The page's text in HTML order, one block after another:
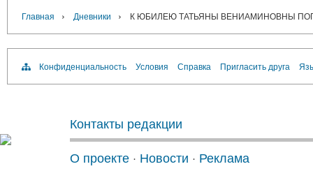
Главная › Дневники › К ЮБИЛЕЮ ТАТЬЯНЫ ВЕНИАМИНОВНЫ
Конфиденциальность Условия Справка Пригласить друга
Контакты редакции
О проекте · Новости · Реклама